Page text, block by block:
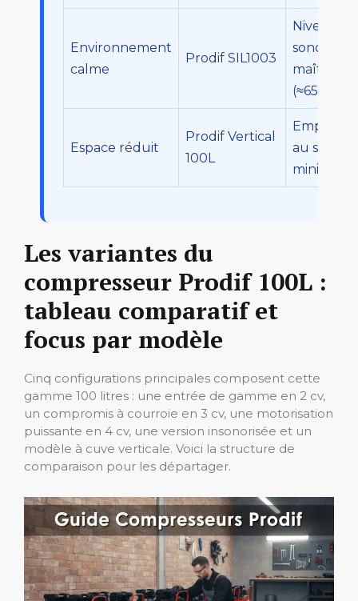
Environnement
calme
Prodif SIL1003
Niveau
sonore
maîtrisé
(≈65 dB)
Espace réduit
Prodif Vertical
100L
au sol
minimale
Les variantes du
compresseur Prodif 100L :
tableau comparatif et
focus par modèle
Cinq configurations principales composent cette
gamme 100 litres : une entrée de gamme en 2 cv,
un compromis à courroie en 3 cv, une motorisation
puissante en 4 cv, une version insonorisée et un
modèle à cuve verticale. Voici la structure de
comparaison pour les départager.